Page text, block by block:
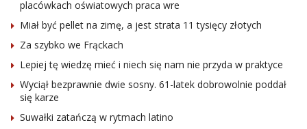
placówkach oświatowych praca wre
Miał być pellet na zimę, a jest strata 11 tysięcy złotych
Za szybko we Frąckach
Lepiej tę wiedzę mieć i niech się nam nie przyda w praktyce
Wyciął bezprawnie dwie sosny. 61-latek dobrowolnie poddał
się karze
Suwałki zatańczą w rytmach latino